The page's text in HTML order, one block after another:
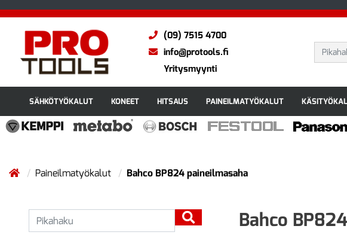
(09) 7515 4700
info@protools.fi
Yritysmyynti
SÄHKÖTYÖKALUT KONEET HITSAUS PAINEILMATYÖKALUT
Paineilmatyökalut Bahco BP824 paineilmasaha
Bahco